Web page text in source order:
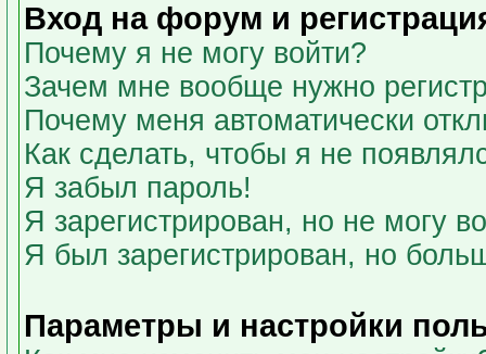
Вход на форум и
Почему я не могу войти?
Зачем мне вообще нужно
Почему меня автоматически
Как сделать, чтобы я не
Я забыл пароль!
Я зарегистрирован, но не могу
Я был зарегистрирован, но
Параметры и настройки